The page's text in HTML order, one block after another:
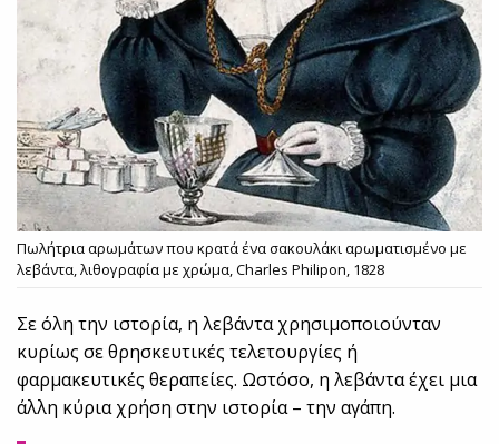
Πωλήτρια αρωμάτων που κρατά ένα σακουλάκι αρωματισμένο με
λεβάντα, λιθογραφία με χρώμα, Charles Philipon, 1828
Σε όλη την ιστορία, η λεβάντα χρησιμοποιούνταν
κυρίως σε θρησκευτικές τελετουργίες ή
φαρμακευτικές θεραπείες. Ωστόσο, η λεβάντα έχει μια
άλλη κύρια χρήση στην ιστορία – την αγάπη.